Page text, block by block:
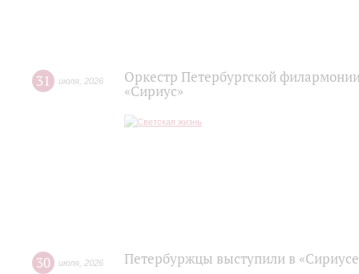
31 июля 2026
Оркестр Петербургской
«Сириус»
30 июля 2026 Петербуржцы выступили в